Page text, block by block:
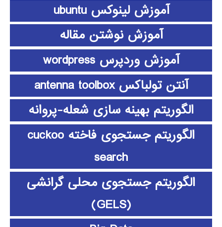
آموزش لینوکس ubuntu
آموزش نوشتن مقاله
آموزش وردپرس wordpress
آنتن تولباکس antenna toolbox
الگوریتم بهینه سازی شعله-پروانه
الگوریتم جستجوی فاخته cuckoo
search
الگوریتم جستجوی محلی گرانشی
(GELS)